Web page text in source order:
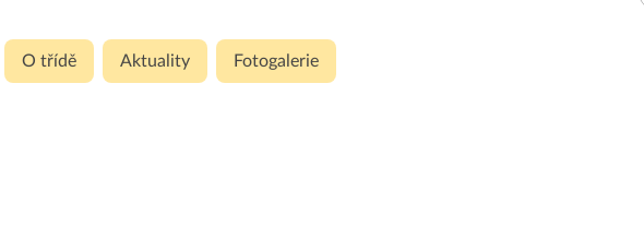
O třídě Aktuality Fotogalerie